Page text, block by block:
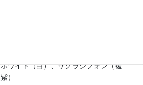
ワイト（白）、サクラシフォン（複
）